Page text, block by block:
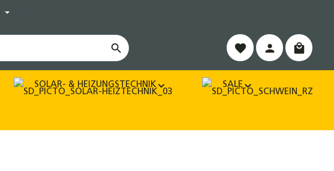
SOLAR- & HEIZUNGSTECHNIK SALE